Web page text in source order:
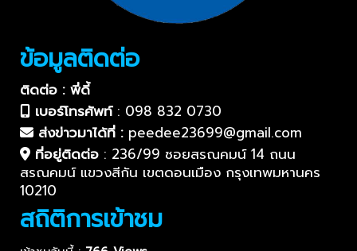
ข้อมูลติดต่อ
ติดต่อ : พี่ดี้
เบอร์โทรศัพท์: 098 832 0730
ส่งข่าวมาได้ที่ : peedee23699@gmail.com
ที่อยู่ติดต่อ : 236/99 ซอยสรณคมน์ 14 ถนน
สรณคมน์ แขวงสีกัน เขตดอนเมือง กรุงเทพมหานคร
10210
สถิติการเข้าชม